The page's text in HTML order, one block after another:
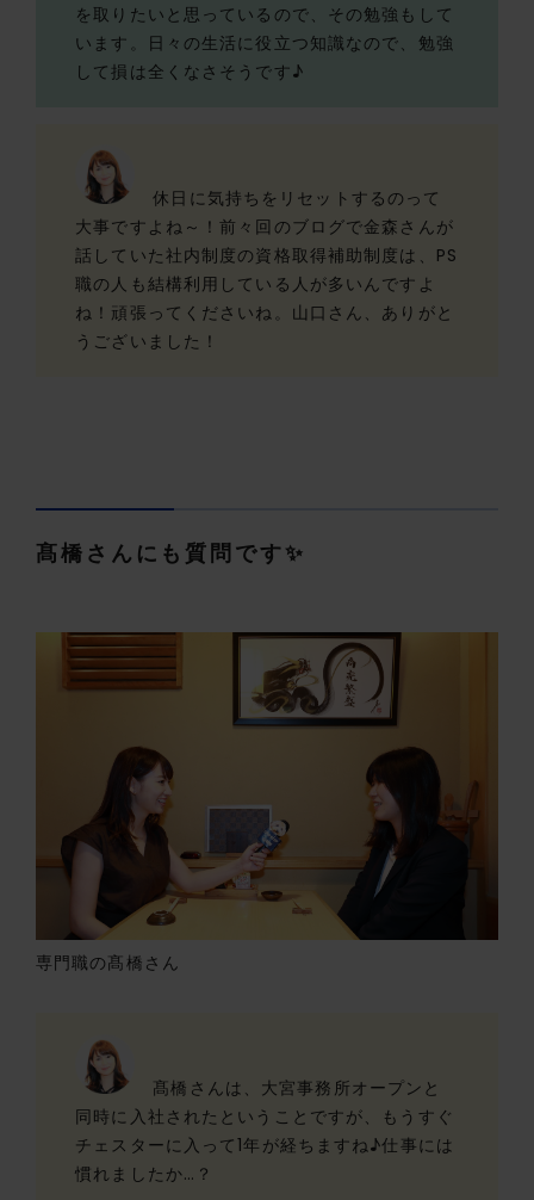
を取りたいと思っているので、その勉強もして
います。日々の生活に役立つ知識なので、勉強
して損は全くなさそうです♪
休日に気持ちをリセットするのって
大事ですよね～！前々回のブログで金森さんが
話していた社内制度の資格取得補助制度は、PS
職の人も結構利用している人が多いんですよ
ね！頑張ってくださいね。山口さん、ありがと
うございました！
髙橋さんにも質問です✨
専門職の髙橋さん
髙橋さんは、大宮事務所オープンと
同時に入社されたということですが、もうすぐ
チェスターに入って1年が経ちますね♪仕事には
慣れましたか…？